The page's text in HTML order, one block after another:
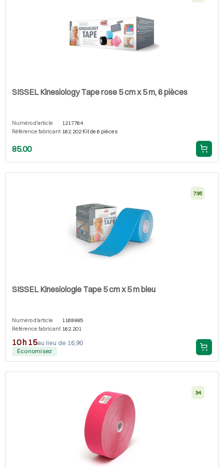
SISSEL Kinesiology Tape rose 5 cm x 5 m, 6 pièces
Numéro d'article
1217764
Référence fabricant 162.202 Kit de 6 pièces
85.00
735
SISSEL Kinesiologie Tape 5 cm x 5 m bleu
Numéro d'article
1169885
Référence fabricant 162.201
10 h 15au lieu de 16,90
Économisez
34